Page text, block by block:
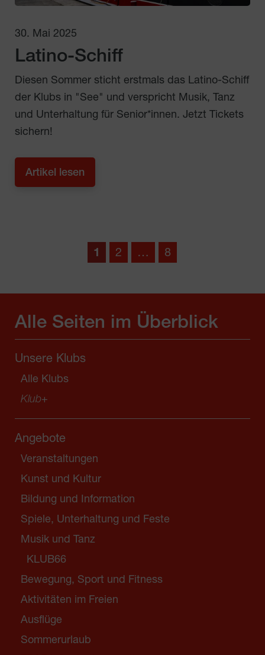
30. Mai 2025
Latino-Schiff
Diesen Sommer sticht erstmals das Latino-Schiff
der Klubs in "See" und verspricht Musik, Tanz
und Unterhaltung für Senior*innen. Jetzt Tickets
sichern!
Artikel lesen
1 2 … 8
Alle Seiten im Überblick
Unsere Klubs
Alle Klubs
Klub+
Angebote
Veranstaltungen
Kunst und Kultur
Bildung und Information
Spiele, Unterhaltung und Feste
Musik und Tanz
KLUB66
Bewegung, Sport und Fitness
Aktivitäten im Freien
Ausflüge
Sommerurlaub